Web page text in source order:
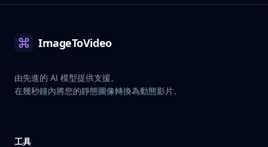
ImageToVideo
由先進的 AI 模型提供支援。
在幾秒鐘內將您的靜態圖像轉換為動態影片。
工具